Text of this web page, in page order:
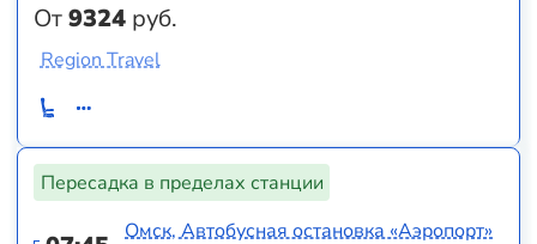
От9324 руб.
Region Travel
Пересадка в пределах станции
Омск, Автобусная остановка «Аэропорт»